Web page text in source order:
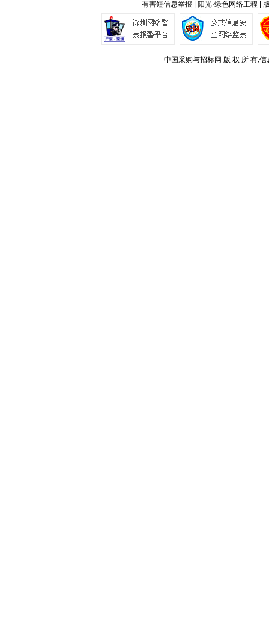
有害短信息举报 | 阳光·绿色网络工程 |
中国采购与招标网 版 权 所 有,